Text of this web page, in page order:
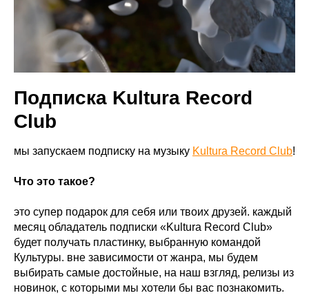
Подписка Kultura Record
Club
мы запускаем подписку на музыку Kultura Record Club!
Что это такое?
это супер подарок для себя или твоих друзей. каждый
месяц обладатель подписки «Kultura Record Club»
будет получать пластинку, выбранную командой
Культуры. вне зависимости от жанра, мы будем
выбирать самые достойные, на наш взгляд, релизы из
новинок, с которыми мы хотели бы вас познакомить.